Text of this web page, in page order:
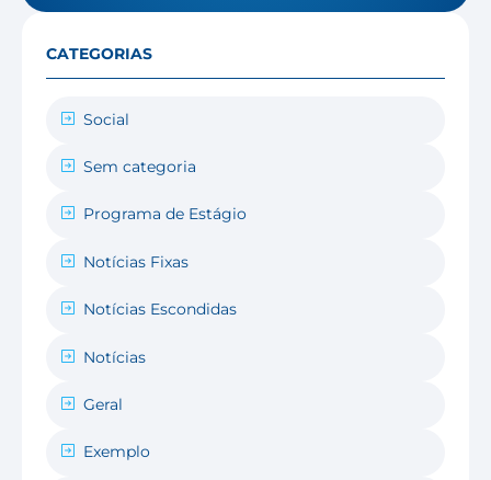
CATEGORIAS
Social
Sem categoria
Programa de Estágio
Notícias Fixas
Notícias Escondidas
Notícias
Geral
Exemplo